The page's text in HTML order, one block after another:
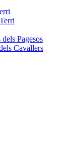
Pagesos
Cavallers